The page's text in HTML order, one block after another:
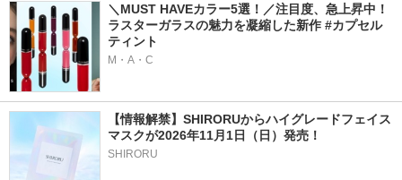
＼MUST HAVEカラー5選！／注目度、急上昇中！
ラスターガラスの魅力を凝縮した新作 #カプセル
ティント
M・A・C
【情報解禁】SHIRORUからハイグレードフェイス
マスクが2026年11月1日（日）発売！
SHIRORU